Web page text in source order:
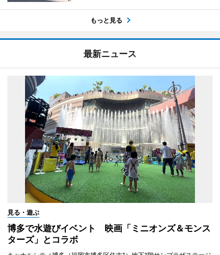
もっと見る
最新ニュース
見る・遊ぶ
博多で水遊びイベント 映画「ミニオンズ＆モンス
ターズ」とコラボ